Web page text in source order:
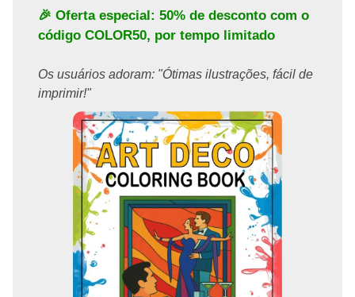
🎉 Oferta especial: 50% de desconto com o
código COLOR50, por tempo limitado
Os usuários adoram: "Ótimas ilustrações, fácil de
imprimir!"